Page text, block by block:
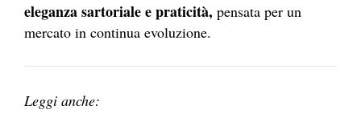
eleganza sartoriale e praticità, pensata per un
mercato in continua evoluzione.
Leggi anche: